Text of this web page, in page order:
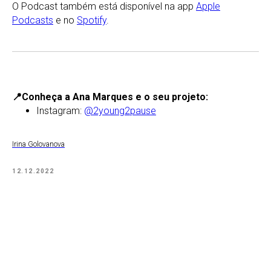
O Podcast também está disponível na app Apple
Podcasts e no Spotify.
📍Conheça a Ana Marques e o seu projeto:
Instagram: @2young2pause
Irina Golovanova
12.12.2022